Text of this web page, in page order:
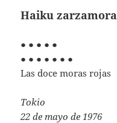
Haiku zarzamora
● ● ● ● ●
● ● ● ● ● ● ●
Las doce moras rojas
Tokio
22 de mayo de 1976